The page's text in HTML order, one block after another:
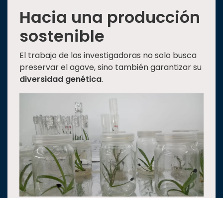
Hacia una producción
sostenible
El trabajo de las investigadoras no solo busca
preservar el agave, sino también garantizar su
diversidad genética.